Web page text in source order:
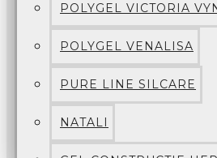
POLYGEL VICTORIA
POLYGEL VENALISA
PURE LINE SILCARE
NATALI